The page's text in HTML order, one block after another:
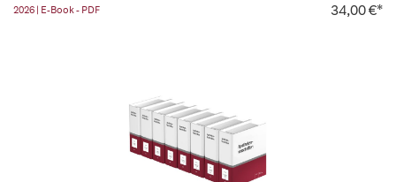
2026 | E-Book - PDF 34,00 €*